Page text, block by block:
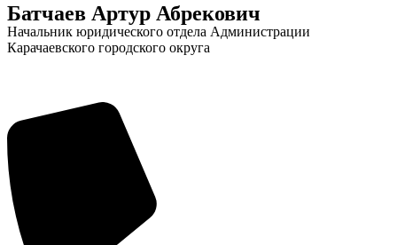
Батчаев Артур Абрекович
Начальник юридического отдела Администрации
Карачаевского городского округа